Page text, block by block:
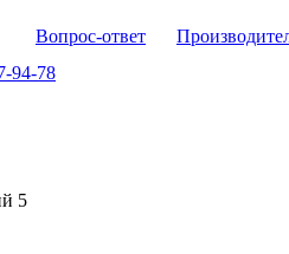
Вопрос-ответ
94-78
5